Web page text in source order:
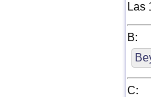
Las
B:
C: